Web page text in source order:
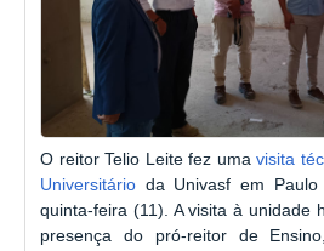
O reitor Telio Leite fez umavisita
Universitário da Univasf em
quinta-feira (11). A visita à unidade
presença do pró-reitor de